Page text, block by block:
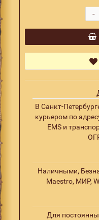
-
В Санкт-
курьером по
EMS и
Наличными,
Maestro, МИР,
Для